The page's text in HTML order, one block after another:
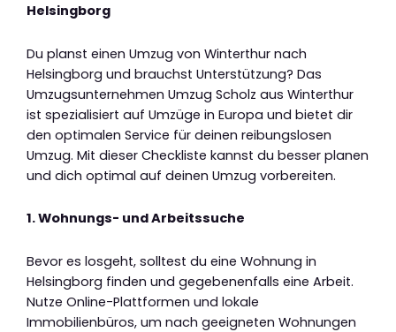
Helsingborg
Du planst einen Umzug von Winterthur nach
Helsingborg und brauchst Unterstützung? Das
Umzugsunternehmen Umzug Scholz aus Winterthur
ist spezialisiert auf Umzüge in Europa und bietet dir
den optimalen Service für deinen reibungslosen
Umzug. Mit dieser Checkliste kannst du besser planen
und dich optimal auf deinen Umzug vorbereiten.
1. Wohnungs- und Arbeitssuche
Bevor es losgeht, solltest du eine Wohnung in
Helsingborg finden und gegebenenfalls eine Arbeit.
Nutze Online-Plattformen und lokale
Immobilienbüros, um nach geeigneten Wohnungen